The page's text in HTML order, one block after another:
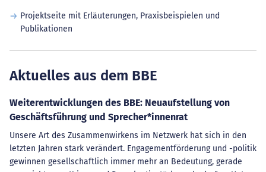
Projektseite mit Erläuterungen, Praxisbeispielen und
Publikationen
Aktuelles aus dem BBE
Weiterentwicklungen des BBE: Neuaufstellung von
Geschäftsführung und Sprecher*innenrat
Unsere Art des Zusammenwirkens im Netzwerk hat sich in den
letzten Jahren stark verändert. Engagementförderung und -politik
gewinnen gesellschaftlich immer mehr an Bedeutung, gerade